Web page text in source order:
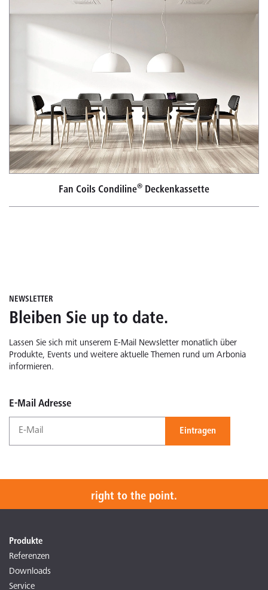
Fan Coils Condiline® Deckenkassette
NEWSLETTER
Bleiben Sie up to date.
Lassen Sie sich mit unserem E-Mail Newsletter monatlich über
Produkte, Events und weitere aktuelle Themen rund um Arbonia
informieren.
E-Mail Adresse
Eintragen
right to the point.
Produkte
Referenzen
Downloads
Service